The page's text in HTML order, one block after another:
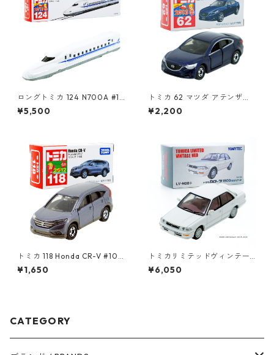
ロングトミカ 124 N700A #10
486213
¥5,500
トミカ 62 マツダ アテンザ
（初回特別カラー）#1047471
5
¥2,200
トミカ 118 Honda CR-V #104
39028
¥1,650
トミカリミテッドヴィンテー
ジネオ LV-N08a トヨタ カロ
ーラ 1500SEリミテッド #102
¥6,050
CATEGORY